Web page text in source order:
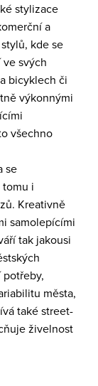
stylizace
a
kde se
svých
bicyklech či
výkonnými
všechno
se
tomu i
Kreativně
samolepícími
tak jakousi
města,
také street-
živelnost